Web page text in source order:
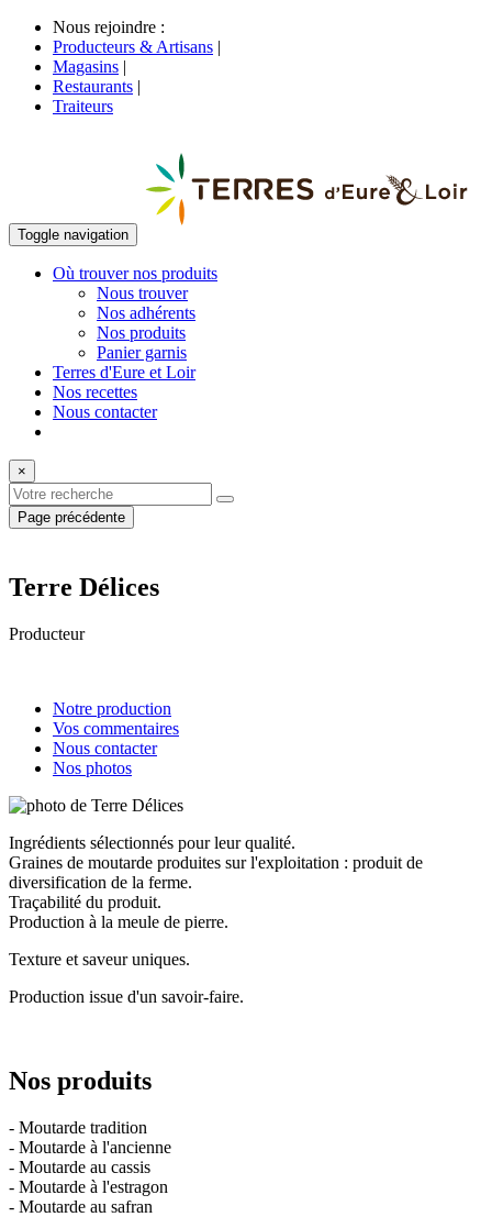
Nous rejoindre :
Producteurs & Artisans |
Magasins |
Restaurants |
Traiteurs
Toggle navigation
Où trouver nos produits
Nous trouver
Nos adhérents
Nos produits
Panier garnis
Terres d'Eure et Loir
Nos recettes
Nous contacter
×
Page précédente
Terre Délices
Producteur
Notre production
Vos commentaires
Nous contacter
Nos photos
Ingrédients sélectionnés pour leur qualité.
Graines de moutarde produites sur l'exploitation : produit de
diversification de la ferme.
Traçabilité du produit.
Production à la meule de pierre.
Texture et saveur uniques.
Production issue d'un savoir-faire.
Nos produits
- Moutarde tradition
- Moutarde à l'ancienne
- Moutarde au cassis
- Moutarde à l'estragon
- Moutarde au safran